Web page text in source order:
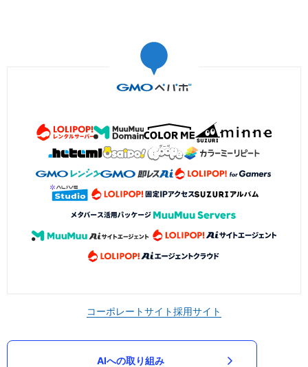
コーポレートサイト採用サイト
AIへの取り組み